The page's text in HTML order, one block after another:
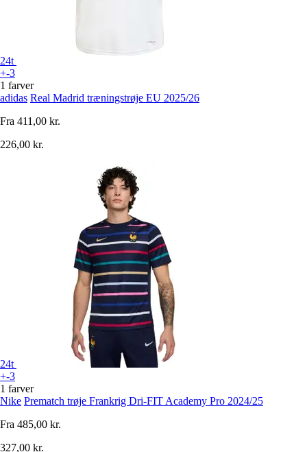
24t
+-3
1 farver
adidas Real Madrid træningstrøje EU 2025/26
Fra 411,00 kr.
226,00 kr.
24t
+-3
1 farver
Nike Prematch trøje Frankrig Dri-FIT Academy Pro 2024/25
Fra 485,00 kr.
327,00 kr.